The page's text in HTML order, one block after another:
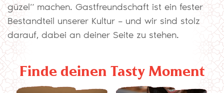
güzel“ machen. Gastfreundschaft ist ein fester
Bestandteil unserer Kultur – und wir sind stolz
darauf, dabei an deiner Seite zu stehen.
Finde deinen Tasty Moment